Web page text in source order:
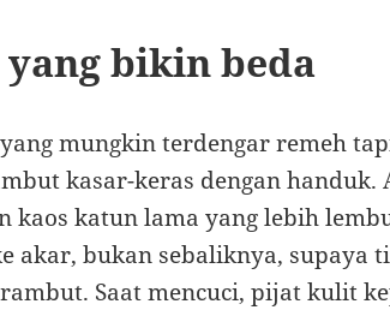
bikin beda
mungkin terdengar remeh
kasar-keras dengan handuk.
kaos katun lama yang lebih
akar, bukan sebaliknya, supaya
Saat mencuci, pijat kulit